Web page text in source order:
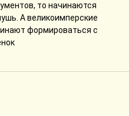
то начинаются
А великоимперские
формироваться с